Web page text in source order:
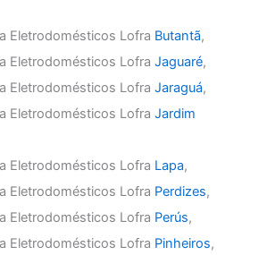
Eletrodomésticos Lofra Butantã,
Eletrodomésticos LofraJaguaré,
Eletrodomésticos LofraJaraguá,
Eletrodomésticos LofraJardim
Eletrodomésticos Lofra Lapa,
Eletrodomésticos Lofra Perdizes,
Eletrodomésticos Lofra Perús,
Eletrodomésticos Lofra Pinheiros,